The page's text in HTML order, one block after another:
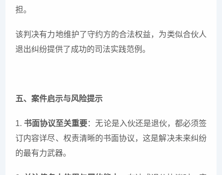
担。
该判决有力地维护了守约方的合法权益，为类似合伙人
退出纠纷提供了成功的司法实践范例。
五、案件启示与风险提示
1. 书面协议至关重要：无论是入伙还是退伙，都必须签
订内容详尽、权责清晰的书面协议，这是解决未来纠纷
的最有力武器。